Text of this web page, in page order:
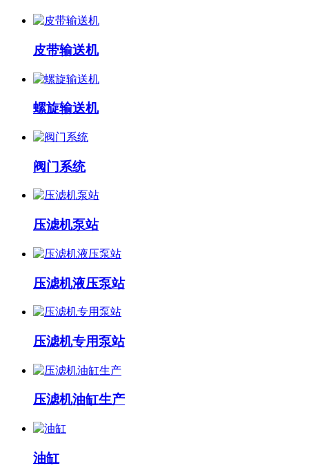
皮带输送机
螺旋输送机
阀门系统
压滤机泵站
压滤机液压泵站
压滤机专用泵站
压滤机油缸生产
油缸